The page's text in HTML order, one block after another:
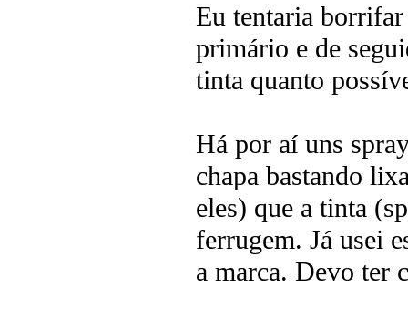
Eu tentaria borrifar
primário e de
tinta quanto
Há por aí uns
chapa bastando
eles) que a tinta
ferrugem. Já usei
a marca. Devo ter